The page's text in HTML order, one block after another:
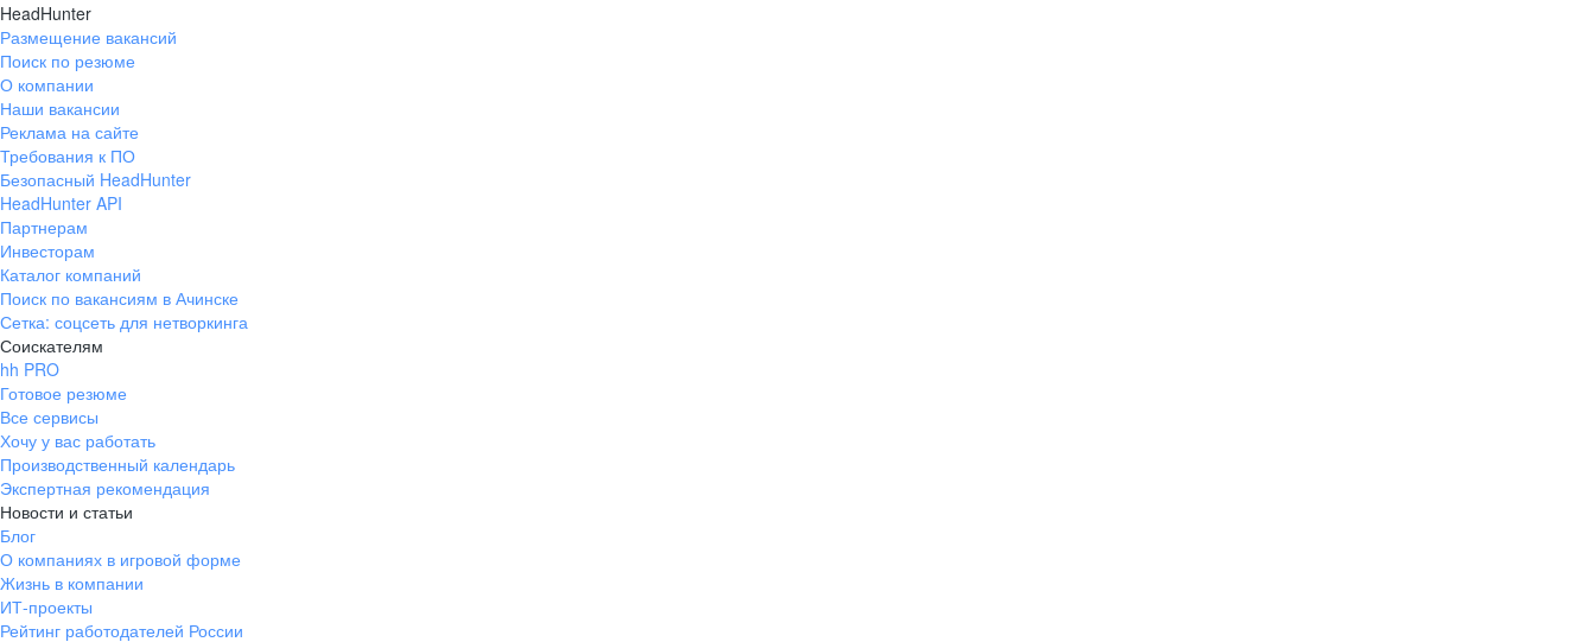
HeadHunter
Размещение вакансий
Поиск по резюме
О компании
Наши вакансии
Реклама на сайте
Требования к ПО
Безопасный HeadHunter
HeadHunter API
Партнерам
Инвесторам
Каталог компаний
Поиск по вакансиям в Ачинске
Сетка: соцсеть для нетворкинга
Соискателям
hh PRO
Готовое резюме
Все сервисы
Хочу у вас работать
Производственный календарь
Экспертная рекомендация
Новости и статьи
Блог
О компаниях в игровой форме
Жизнь в компании
ИТ-проекты
Рейтинг работодателей России